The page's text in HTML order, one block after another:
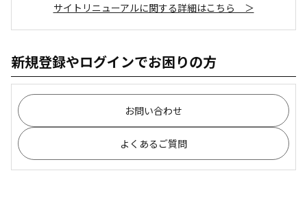
サイトリニューアルに関する詳細はこちら ＞
新規登録やログインでお困りの方
お問い合わせ
よくあるご質問